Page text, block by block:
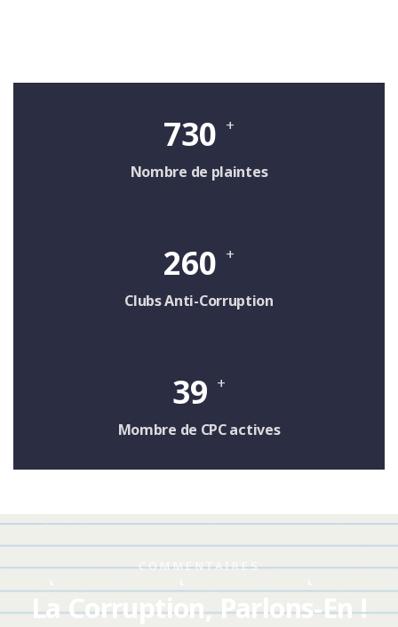
730 +
Nombre de plaintes
260 +
Clubs Anti-Corruption
39 +
Mombre de CPC actives
COMMENTAIRES
La Corruption, Parlons-En !